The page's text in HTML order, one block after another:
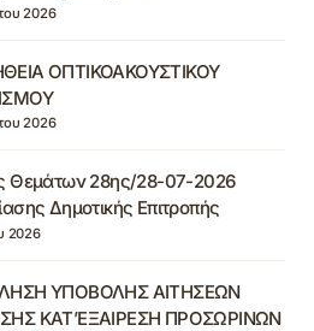
2026
ΟΠΤΙΚΟΑΚΟΥΣΤΙΚΟΥ
2026
Θεμάτων 28ης/28-07-2026
Δημοτικής Επιτροπής
2026
ΥΠΟΒΟΛΗΣ ΑΙΤΗΣΕΩΝ
ΚΑΤ’ΕΞΑΙΡΕΣΗ ΠΡΟΣΩΡΙΝΩΝ